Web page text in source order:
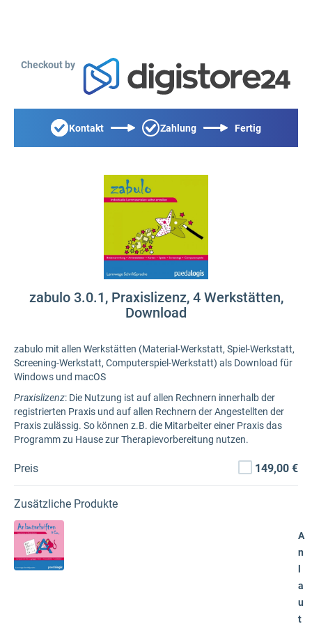
Checkout by
Kontakt Zahlung Fertig
zabulo 3.0.1, Praxislizenz, 4 Werkstätten,
Download
zabulo mit allen Werkstätten (Material-Werkstatt, Spiel-Werkstatt,
Screening-Werkstatt, Computerspiel-Werkstatt) als Download für
Windows und macOS
Praxislizenz: Die Nutzung ist auf allen Rechnern innerhalb der
registrierten Praxis und auf allen Rechnern der Angestellten der
Praxis zulässig. So können z.B. die Mitarbeiter einer Praxis das
Programm zu Hause zur Therapievorbereitung nutzen.
Preis 149,00 €
Zusätzliche Produkte
A
n
a
u
t